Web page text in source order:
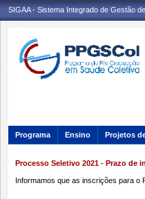
SIGAA - Sistema Integrado de Gestão
Programa Ensino Projetos
Processo Seletivo 2021 - Prazo de
Informamos que as inscrições para o